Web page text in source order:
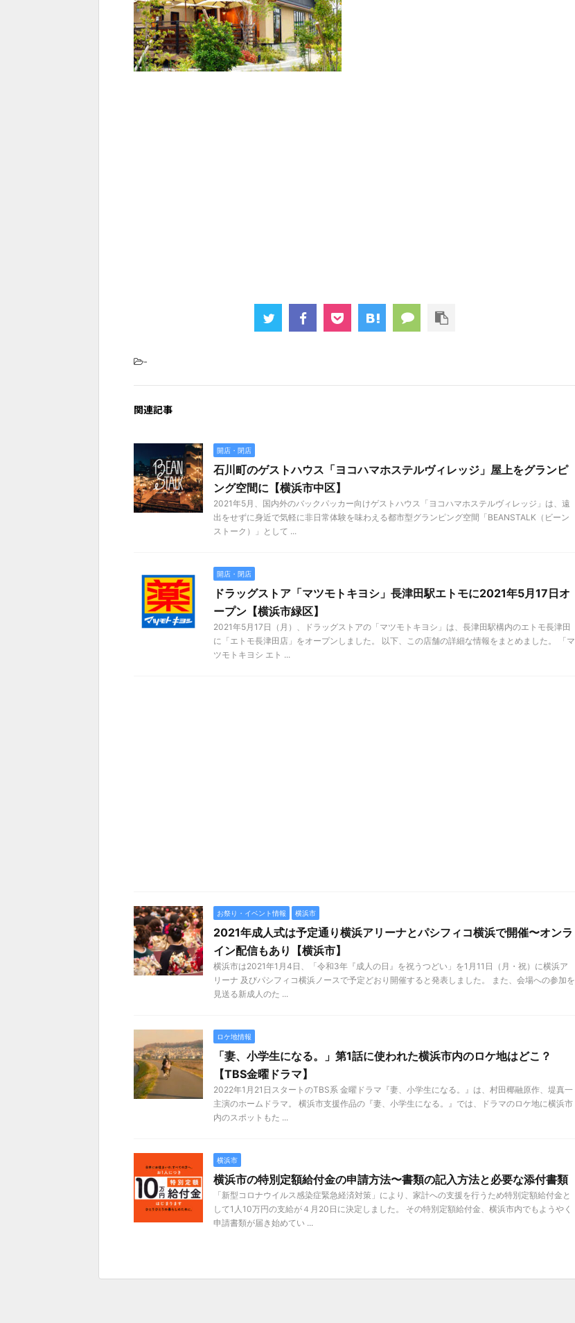
-
関連記事
開店・閉店
石川町のゲストハウス「ヨコハマホステルヴィレッジ」屋上をグランピ
ング空間に【横浜市中区】
2021年5月、国内外のバックパッカー向けゲストハウス「ヨコハマホステルヴィレッジ」は、遠
出をせずに身近で気軽に非日常体験を味わえる都市型グランピング空間「BEANSTALK（ビーン
ストーク）」として ...
開店・閉店
ドラッグストア「マツモトキヨシ」長津田駅エトモに2021年5月17日オ
ープン【横浜市緑区】
2021年5月17日（月）、ドラッグストアの「マツモトキヨシ」は、長津田駅構内のエトモ長津田
に「エトモ長津田店」をオープンしました。 以下、この店舗の詳細な情報をまとめました。 「マ
ツモトキヨシ エト ...
お祭り・イベント情報 横浜市
2021年成人式は予定通り横浜アリーナとパシフィコ横浜で開催〜オンラ
イン配信もあり【横浜市】
横浜市は2021年1月4日、「令和3年『成人の日』を祝うつどい」を1月11日（月・祝）に横浜ア
リーナ 及びパシフィコ横浜ノースで予定どおり開催すると発表しました。 また、会場への参加を
見送る新成人のた ...
ロケ地情報
「妻、小学生になる。」第1話に使われた横浜市内のロケ地はどこ？
【TBS金曜ドラマ】
2022年1月21日スタートのTBS系 金曜ドラマ『妻、小学生になる。』は、村田椰融原作、堤真一
主演のホームドラマ。 横浜市支援作品の『妻、小学生になる。』では、ドラマのロケ地に横浜市
内のスポットもた ...
横浜市
横浜市の特別定額給付金の申請方法〜書類の記入方法と必要な添付書類
「新型コロナウイルス感染症緊急経済対策」により、家計への支援を行うため特別定額給付金と
して1人10万円の支給が４月20日に決定しました。 その特別定額給付金、横浜市内でもようやく
申請書類が届き始めてい ...